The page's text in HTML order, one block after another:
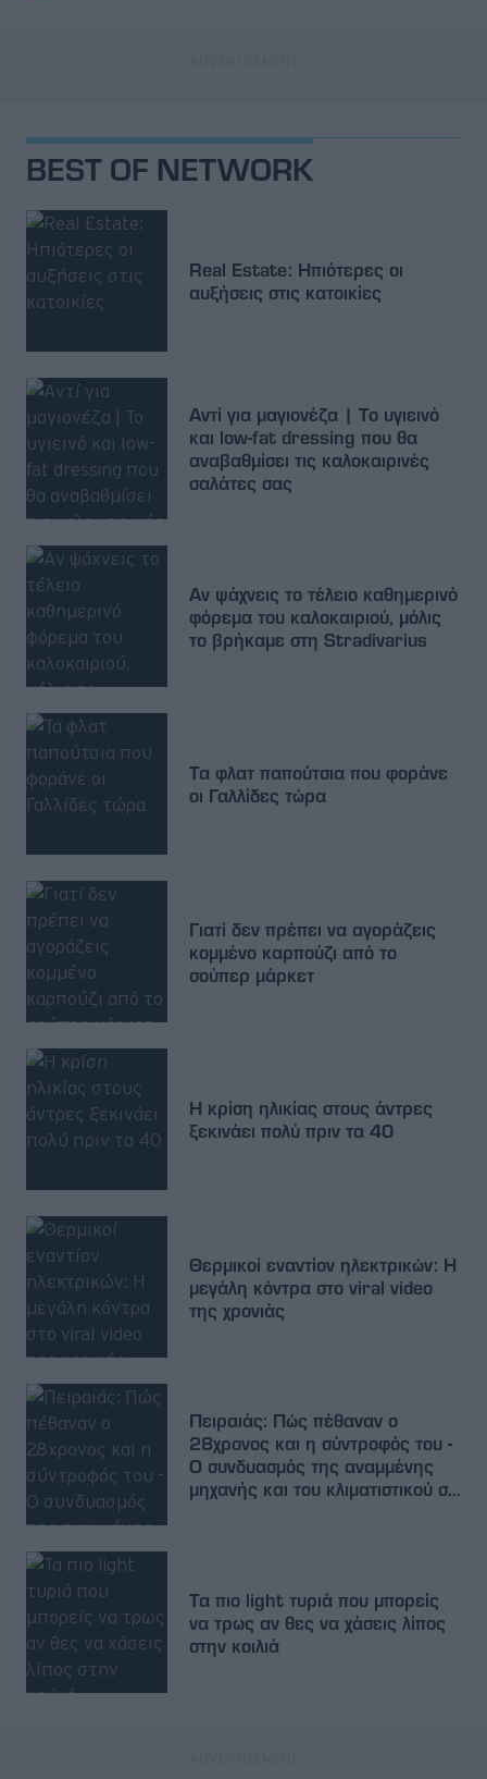
BEST OF NETWORK
Real Estate: Ηπιότερες οι
αυξήσεις στις κατοικίες
Αντί για μαγιονέζα | Το υγιεινό
και low-fat dressing που θα
αναβαθμίσει τις καλοκαιρινές
σαλάτες σας
Αν ψάχνεις το τέλειο καθημερινό
φόρεμα του καλοκαιριού, μόλις
το βρήκαμε στη Stradivarius
Τα φλατ παπούτσια που φοράνε
οι Γαλλίδες τώρα
Γιατί δεν πρέπει να αγοράζεις
κομμένο καρπούζι από το
σούπερ μάρκετ
Η κρίση ηλικίας στους άντρες
ξεκινάει πολύ πριν τα 40
Θερμικοί εναντίον ηλεκτρικών: Η
μεγάλη κόντρα στο viral video
της χρονιάς
Πειραιάς: Πώς πέθαναν ο
28χρονος και η σύντροφός του -
Ο συνδυασμός της αναμμένης
μηχανής και του κλιματιστικού σε
Τα πιο light τυριά που μπορείς
να τρως αν θες να χάσεις λίπος
στην κοιλιά